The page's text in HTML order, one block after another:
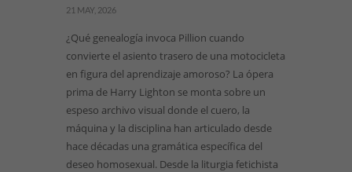
21 MAY, 2026
¿Qué genealogía invoca Pillion cuando
convierte el asiento trasero de una motocicleta
en figura del aprendizaje amoroso? La ópera
prima de Harry Lighton se monta sobre un
espeso archivo visual donde el cuero, la
máquina y la disciplina han articulado desde
hace décadas una gramática específica del
deseo homosexual. Desde la liturgia fetichista